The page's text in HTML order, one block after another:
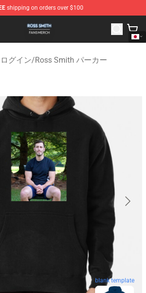
shipping on orders over $100
- Official Ross Smith Merchandise
グイン/Ross Smith パーカー
blank template